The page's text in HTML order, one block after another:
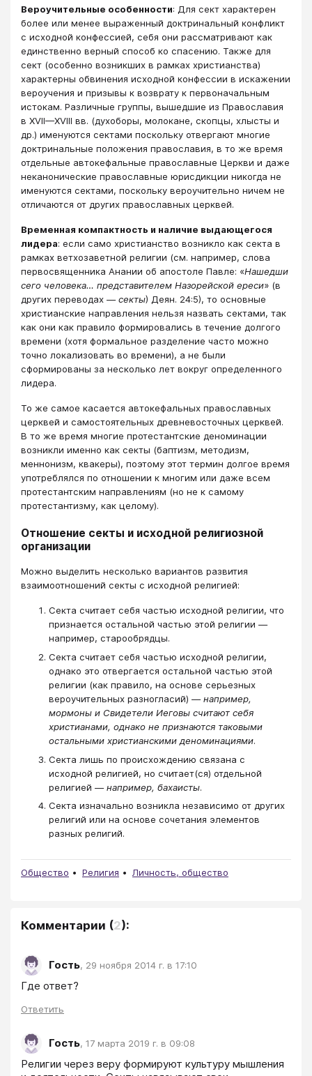
Вероучительные особенности: Для сект характерен
более или менее выраженный доктринальный конфликт
с исходной конфессией, себя они рассматривают как
единственно верный способ ко спасению. Также для
сект (особенно возникших в рамках христианства)
характерны обвинения исходной конфессии в искажении
вероучения и призывы к возврату к первоначальным
истокам. Различные группы, вышедшие из Православия
в XVII—XVIII вв. (духоборы, молокане, скопцы, хлысты и
др.) именуются сектами поскольку отвергают многие
доктринальные положения православия, в то же время
отдельные автокефальные православные Церкви и даже
неканонические православные юрисдикции никогда не
именуются сектами, поскольку вероучительно ничем не
отличаются от других православных церквей.
Временная компактность и наличие выдающегося
лидера: если само христианство возникло как секта в
рамках ветхозаветной религии (см. например, слова
первосвященника Анании об апостоле Павле: «Нашедши
сего человека… представителем Назорейской ереси» (в
других переводах —секты) Деян. 24:5), то основные
христианские направления нельзя назвать сектами, так
как они как правило формировались в течение долгого
времени (хотя формальное разделение часто можно
точно локализовать во времени), а не были
сформированы за несколько лет вокруг определенного
лидера.
То же самое касается автокефальных православных
церквей и самостоятельных древневосточных церквей.
В то же время многие протестантские деноминации
возникли именно как секты (баптизм, методизм,
меннонизм, квакеры), поэтому этот термин долгое время
употреблялся по отношении к многим или даже всем
протестантским направлениям (но не к самому
протестантизму, как целому).
Отношение секты и исходной религиозной
организации
Можно выделить несколько вариантов развития
взаимоотношений секты с исходной религией:
Секта считает себя частью исходной религии, что
признается остальной частью этой религии —
например, старообрядцы.
Секта считает себя частью исходной религии,
однако это отвергается остальной частью этой
религии (как правило, на основе серьезных
вероучительных разногласий) —например,
мормоны и Свидетели Иеговы считают себя
христианами, однако не признаются таковыми
остальными христианскими деноминациями.
Секта лишь по происхождению связана с
исходной религией, но считает(ся) отдельной
религией —например, бахаисты.
Секта изначально возникла независимо от других
религий или на основе сочетания элементов
разных религий.
Общество Религия Личность, общество
Комментарии (2):
Гость, 29 ноября 2014 г. в 17:10
Ответить
Гость, 17 марта 2019 г. в 09:08
Религии через веру формируют культуру мышления